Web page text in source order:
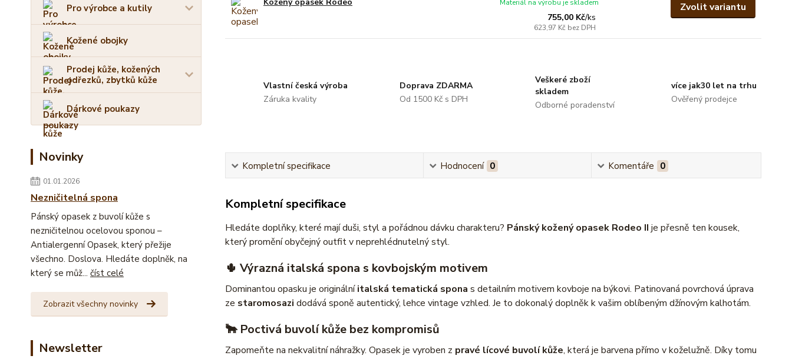
Pro výrobce a kutily
Kožené obojky
Prodej kůže, kožených
odřezků, zbytků kůže
Dárkové poukazy
Novinky
01.01.2026
Nezničitelná spona
Pánský opasek z buvolí kůže s
nezničitelnou ocelovou sponou –
Antialergenní Opasek, který přežije
všechno. Doslova. Hledáte doplněk, na
který se můž... číst celé
Zobrazit všechny novinky
Newsletter
755,00 Kč/ks
623,97 Kč bez DPH
Materiál na výrobu je skladem Zvolit variantu
Vlastní česká výroba
Záruka kvality
Doprava ZDARMA
Od 1500 Kč s DPH
Veškeré zboží
skladem
Odborné poradenství
více jak30 let na trhu
Ověřený prodejce
Kompletní specifikace Hodnocení 0 Komentáře 0
Kompletní specifikace
Hledáte doplňky, které mají duši, styl a pořádnou dávku charakteru? Pánský kožený opasek Rodeo II je přesně ten kousek,
který promění obyčejný outfit v neprehlédnutelný styl.
🌵 Výrazná italská spona s kovbojským motivem
Dominantou opasku je originálníitalská tematická spona s detailním motivem kovboje na býkovi. Patinovaná povrchová úprava
ze staromosazi dodává sponě autentický, lehce vintage vzhled. Je to dokonalý doplněk k vašim oblíbeným džínovým kalhotám.
🐂 Poctivá buvolí kůže bez kompromisů
Zapomeňte na nekvalitní náhražky. Opasek je vyroben z pravé lícové buvolí kůže, která je barvena přímo v koželužně. Díky tomu